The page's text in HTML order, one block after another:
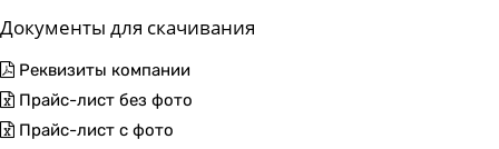
Документы для скачивания
Реквизиты компании
Прайс-лист без фото
Прайс-лист с фото